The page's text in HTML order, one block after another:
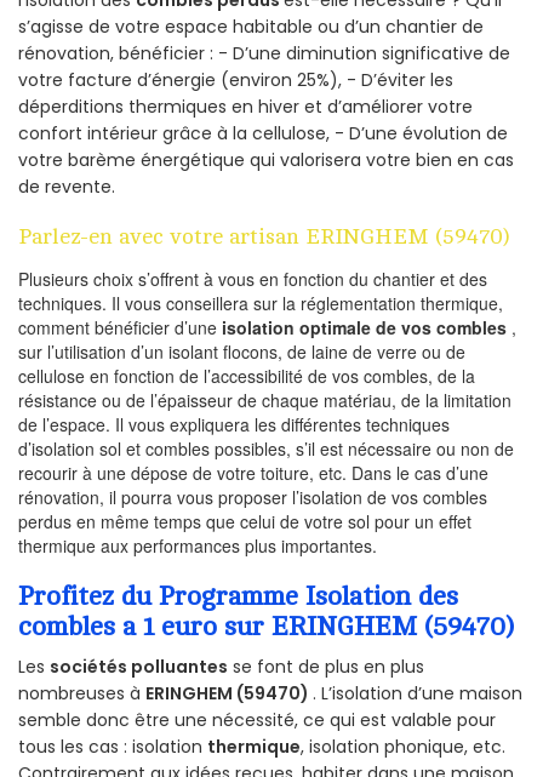
s’agisse de votre espace habitable ou d’un chantier de
rénovation, bénéficier : - D’une diminution significative de
votre facture d’énergie (environ 25%), - D’éviter les
déperditions thermiques en hiver et d’améliorer votre
confort intérieur grâce à la cellulose, - D’une évolution de
votre barème énergétique qui valorisera votre bien en cas
de revente.
Parlez-en avec votre artisan ERINGHEM (59470)
Plusieurs choix s’offrent à vous en fonction du chantier et des
techniques. Il vous conseillera sur la réglementation thermique,
comment bénéficier d’une isolation optimale de vos combles ,
sur l’utilisation d’un isolant flocons, de laine de verre ou de
cellulose en fonction de l’accessibilité de vos combles, de la
résistance ou de l’épaisseur de chaque matériau, de la limitation
de l’espace. Il vous expliquera les différentes techniques
d’isolation sol et combles possibles, s’il est nécessaire ou non de
recourir à une dépose de votre toiture, etc. Dans le cas d’une
rénovation, il pourra vous proposer l’isolation de vos combles
perdus en même temps que celui de votre sol pour un effet
thermique aux performances plus importantes.
Profitez du Programme Isolation des
combles a 1 euro sur ERINGHEM (59470)
Les sociétés polluantes se font de plus en plus
nombreuses à ERINGHEM (59470) . L’isolation d’une maison
semble donc être une nécessité, ce qui est valable pour
tous les cas : isolation thermique, isolation phonique, etc.